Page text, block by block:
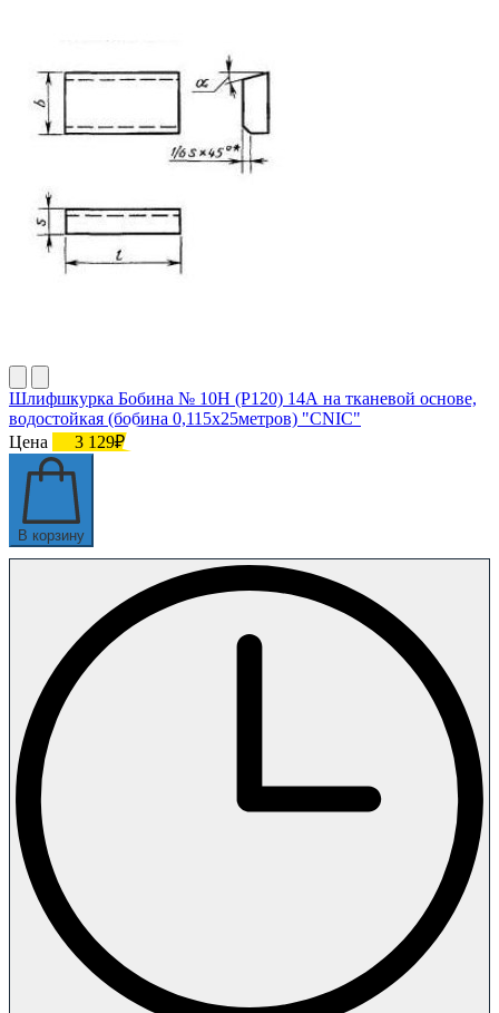
Шлифшкурка Бобина № 10Н (P120) 14А на тканевой основе,
водостойкая (бобина 0,115х25метров) "CNIC"
Цена
3 129₽
В корзину